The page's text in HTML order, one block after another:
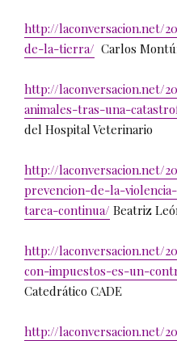
http://laconversacion.net/
de-la-tierra/ Carlos
http://laconversacion.net/
animales-tras-una-
del Hospital Veterinario
http://laconversacion.net/
prevencion-de-la-
tarea-continua/ Beatriz
http://laconversacion.net/
con-impuestos-es-un-
Catedrático CADE
http://laconversacion.net/